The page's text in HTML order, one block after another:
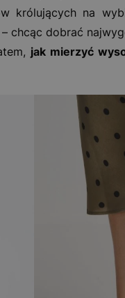
królujących na
chcąc dobrać
jak mierzyć